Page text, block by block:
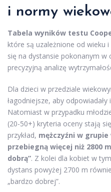
i normy
Tabela wyników testu
które są uzależnione od wieku
się na dystansie pokonanym w
precyzyjną analizę
Dla dzieci w przedziale
łagodniejsze, aby
Natomiast w przypadku
(20-50+) kryteria oceny stają
przykład, mężczyźni w
przebiegną więcej niż 2800
dobrą”. Z kolei dla kobiet w
dystans powyżej 2700 m
„bardzo dobrej”.